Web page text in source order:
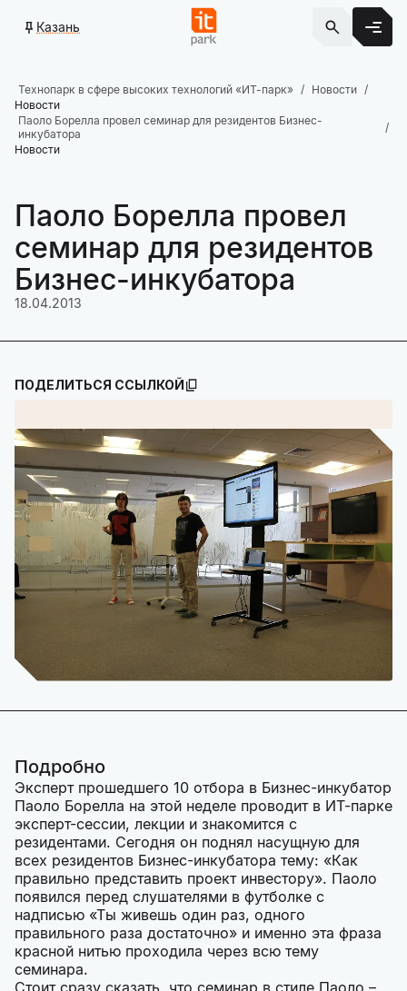
Казань
Технопарк в сфере высоких технологий «ИТ-парк»
Новости
Новости
Паоло Борелла провел семинар для резидентов Бизнес-
инкубатора
Новости
Паоло Борелла провел
семинар для резидентов
Бизнес-инкубатора
18.04.2013
ПОДЕЛИТЬСЯ ССЫЛКОЙ
Подробно
Эксперт прошедшего 10 отбора в Бизнес-инкубатор
Паоло Борелла на этой неделе проводит в ИТ-парке
эксперт-сессии, лекции и знакомится с
резидентами. Сегодня он поднял насущную для
всех резидентов Бизнес-инкубатора тему: «Как
правильно представить проект инвестору». Паоло
появился перед слушателями в футболке с
надписью «Ты живешь один раз, одного
правильного раза достаточно» и именно эта фраза
красной нитью проходила через всю тему
семинара.
Стоит сразу сказать, что семинар в стиле Паоло –